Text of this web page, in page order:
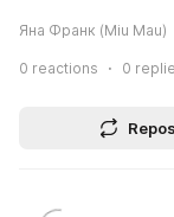
Яна Франк (Miu Mau)
0 reactions 0